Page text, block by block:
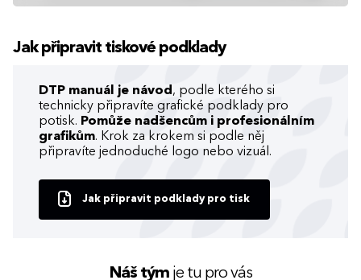
Jak připravit tiskové podklady
DTP manuál je návod , podle kterého si
technicky připravíte grafické podklady pro
potisk. Pomůže nadšencům i profesionálním
grafikům. Krok za krokem si podle něj
připravíte jednoduché logo nebo vizuál.
Jak připravit podklady pro tisk
Náš týmje tu pro vás